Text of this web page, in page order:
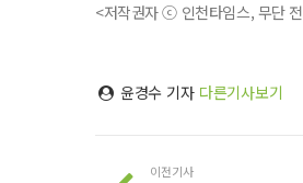
<저작권자 ⓒ 인천타임스, 무단
윤경수 기자 다른기사보기
이전기사